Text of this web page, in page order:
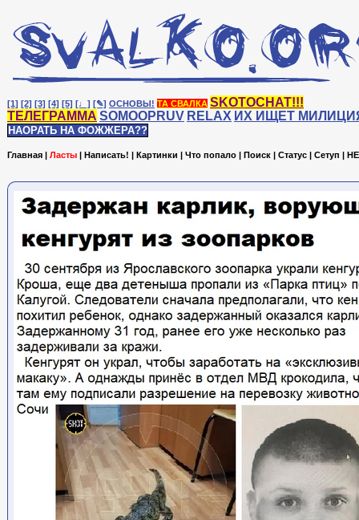
[1] [2] [3] [4] [5] [♩] [✎] ОСНОВЫ! ТА СВАЛКА SKOTOCHAT!!!
ТЕЛЕГРАММА SOMOOPRUV RELAX ИХ ИЩЕТ
НАОРАТЬ НА ФОЖЖЕРА??
Главная | Ласты | Написать! | Картинки | Что попало | Поиск | Статус | Сетуп |